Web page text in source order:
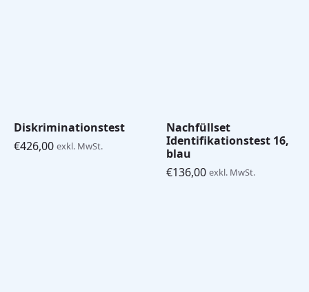
Diskriminationstest
€426,00 exkl. MwSt.
Nachfüllset
Identifikationstest 16,
blau
€136,00 exkl. MwSt.